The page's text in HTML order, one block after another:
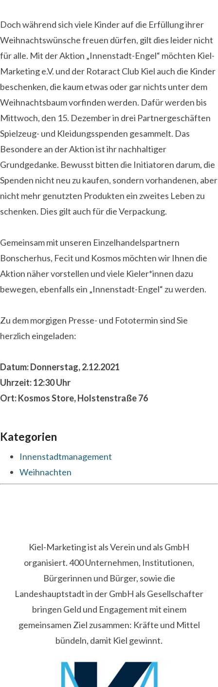
Doch während sich viele Kinder auf die Erfüllung ihrer
Weihnachtswünsche freuen dürfen, gilt dies leider nicht
für alle. Mit der Aktion „Innenstadt-Engel“ möchten Kiel-
Marketing e.V. und der Rotaract Club Kiel auch die Kinder
beschenken, die kaum etwas oder gar nichts unter dem
Weihnachtsbaum vorfinden werden. Dafür werden bis
Mittwoch, den 15. Dezember in drei Partnergeschäften
Spielzeug- und Kleidungsspenden gesammelt. Das
Besondere an der Aktion ist ihr nachhaltiger
Grundgedanke. Bewusst bitten die Initiatoren darum, die
Spenden nicht neu zu kaufen, sondern vorhandenen, aber
nicht mehr genutzten Produkten ein zweites Leben zu
schenken. Dies gilt auch für die Verpackung.
Gemeinsam mit unseren Einzelhandelspartnern
Bonscherhus, Fecit und Kosmos möchten wir Ihnen die
Aktion näher vorstellen und viele Kieler*innen dazu
bewegen, ebenfalls ein „Innenstadt-Engel“ zu werden.
Zu dem morgigen Presse- und Fototermin sind Sie
herzlich eingeladen:
Datum: Donnerstag, 2.12.2021
Uhrzeit: 12:30 Uhr
Ort: Kosmos Store, Holstenstraße 76
Kategorien
Innenstadtmanagement
Weihnachten
Kiel-Marketing ist als Verein und als GmbH
organisiert. 400 Unternehmen, Institutionen,
Bürgerinnen und Bürger, sowie die
Landeshauptstadt in der GmbH als Gesellschafter
bringen Geld und Engagement mit einem
gemeinsamen Ziel zusammen: Kräfte und Mittel
bündeln, damit Kiel gewinnt.